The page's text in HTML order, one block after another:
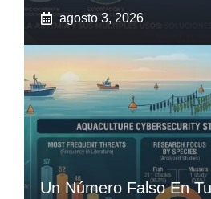
agosto 3, 2026
Un Número Falso En